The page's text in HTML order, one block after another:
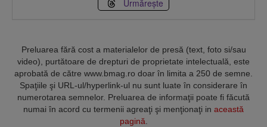
Urmărește
Preluarea fără cost a materialelor de presă (text, foto si/sau
video), purtătoare de drepturi de proprietate intelectuală, este
aprobată de către www.bmag.ro doar în limita a 250 de semne.
Spaţiile şi URL-ul/hyperlink-ul nu sunt luate în considerare în
numerotarea semnelor. Preluarea de informaţii poate fi făcută
numai în acord cu termenii agreaţi şi menţionaţi in această
pagină.